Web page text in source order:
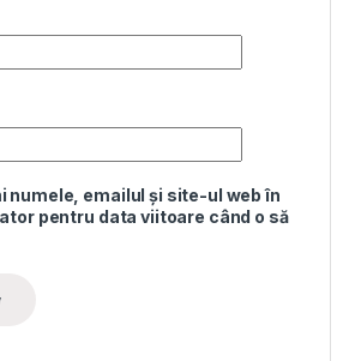
numele, emailul și site-ul web în
pentru data viitoare când o să